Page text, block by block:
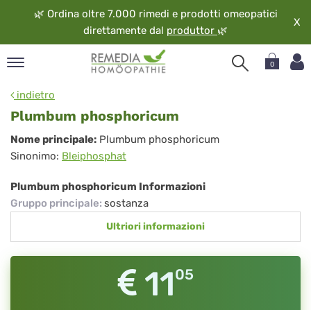
🌿 Ordina oltre 7.000 rimedi e prodotti omeopatici
direttamente dal produttor 🌿
X
0
indietro
Plumbum phosphoricum
Plumbum
phosphoricum
Nome principale: Plumbum phosphoricum
Sinonimo: Bleiphosphat
Plumbum phosphoricum Informazioni
Gruppo principale: sostanza
Ultriori informazioni
1105